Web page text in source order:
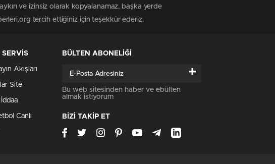
ve izinsiz olarak kopyalanamaz, başka yerde
tercih ettiğiniz için teşekkür ederiz.
SERVİS
Akışları
Site
İddaa
Canlı
BÜLTEN ABONELİĞİ
+
Bu web sitesinden haber ve ebülten
almak istiyorum
BİZİ TAKİP ET